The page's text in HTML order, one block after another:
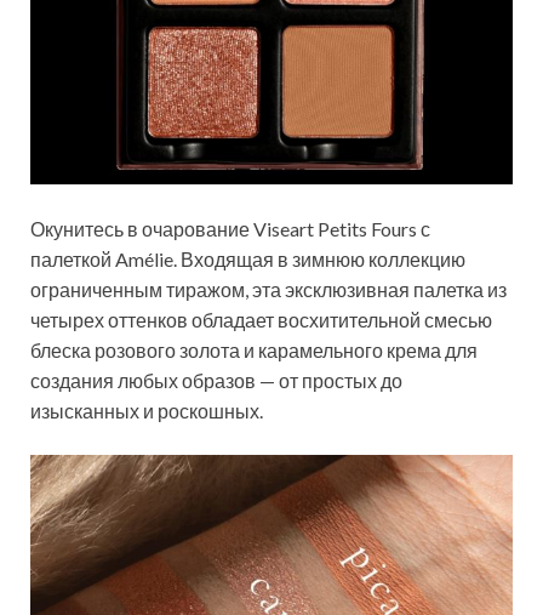
Окунитесь в очарование Viseart Petits Fours с
палеткой Amélie. Входящая в зимнюю коллекцию
ограниченным тиражом, эта эксклюзивная палетка из
четырех оттенков обладает восхитительной смесью
блеска розового золота и карамельного крема для
создания любых образов — от простых до
изысканных и роскошных.